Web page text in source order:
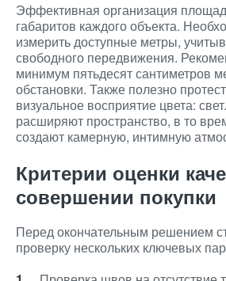
Эффективная организация
габаритов каждого объекта.
измерить доступные метры,
свободного передвижения.
минимум пятьдесят сантиметров
обстановки. Также полезно
визуальное восприятие цвета:
расширяют пространство, в то
создают камерную, интимную
Критерии оценки
совершении покупки
Перед окончательным решением
проверку нескольких ключевых